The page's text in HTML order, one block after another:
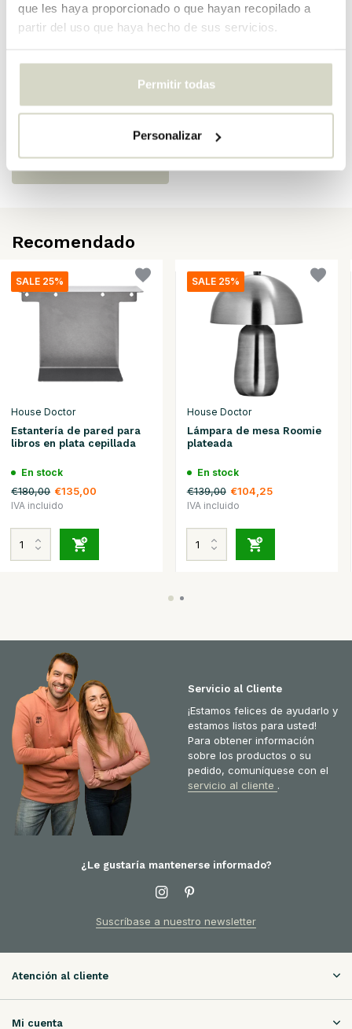
que les haya proporcionado o que hayan recopilado a
partir del uso que haya hecho de sus servicios.
Permitir todas
Personalizar
EAN 5707644918566
Recomendado
SALE 25%
House Doctor
Estantería de pared para
libros en plata cepillada
En stock
€180,00 €135,00
IVA incluido
SALE 25%
House Doctor
Lámpara de mesa Roomie
plateada
En stock
€139,00 €104,25
IVA incluido
Servicio al Cliente
¡Estamos felices de ayudarlo y
estamos listos para usted!
Para obtener información
sobre los productos o su
pedido, comuníquese con el
servicio al cliente .
¿Le gustaría mantenerse informado?
Suscríbase a nuestro newsletter
Atención al cliente
Mi cuenta